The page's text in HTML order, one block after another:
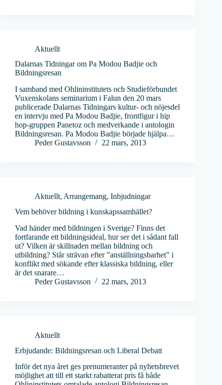
Aktuellt
Dalarnas Tidningar om Pa Modou Badjie och
Bildningsresan
I samband med Ohlininstitutets och Studieförbundet
Vuxenskolans seminarium i Falun den 20 mars
publicerade Dalarnas Tidningars kultur- och nöjesdel
en intervju med Pa Modou Badjie, frontfigur i hip
hop-gruppen Panetoz och medverkande i antologin
Bildningsresan. Pa Modou Badjie började hjälpa…
Peder Gustavsson
22 mars, 2013
Aktuellt, Arrangemang, Inbjudningar
Vem behöver bildning i kunskapssamhället?
Vad händer med bildningen i Sverige? Finns det
fortfarande ett bildningsideal, hur ser det i sådant fall
ut? Vilken är skillnaden mellan bildning och
utbildning? Står strävan efter ”anställningsbarhet” i
konflikt med sökande efter klassiska bildning, eller
är det snarare…
Peder Gustavsson
22 mars, 2013
Aktuellt
Erbjudande: Bildningsresan och Liberal Debatt
Inför det nya året ges prenumeranter på nyhetsbrevet
möjlighet att till ett starkt rabatterat pris få både